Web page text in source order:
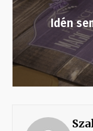
Idén